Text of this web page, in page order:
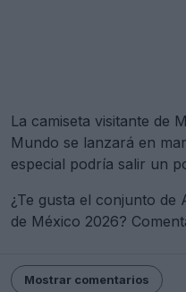
La camiseta visitante de
Mundo se lanzará en
especial podría salir un
¿Te gusta el conjunto de
de México 2026?
Mostrar comentarios